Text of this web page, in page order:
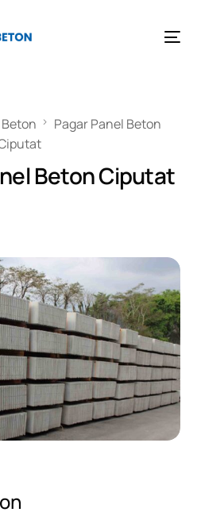
Pagar Panel Beton
Beton Ciputat